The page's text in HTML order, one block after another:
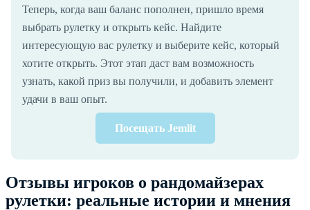
Теперь, когда ваш баланс пополнен, пришло время
выбрать рулетку и открыть кейс. Найдите
интересующую вас рулетку и выберите кейс, который
хотите открыть. Этот этап даст вам возможность
узнать, какой приз вы получили, и добавить элемент
удачи в ваш опыт.
Посещать Jemlit
Отзывы игроков о рандомайзерах
рулетки: реальные истории и мнения